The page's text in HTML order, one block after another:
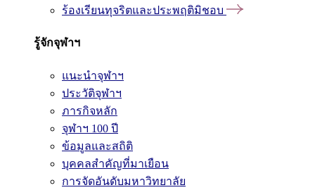
ร้องเรียนทุจริตและประพฤติมิชอบ
รู้จักจุฬาฯ
แนะนำจุฬาฯ
ประวัติจุฬาฯ
ภารกิจหลัก
จุฬาฯ 100 ปี
ข้อมูลและสถิติ
บุคคลสำคัญที่มาเยือน
การจัดอันดับมหาวิทยาลัย